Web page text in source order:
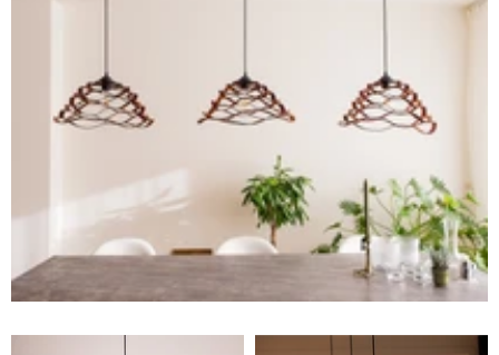
Lorem De Dorus
Nullam aliquet vestibulum augue non varius.
SHOP NOW